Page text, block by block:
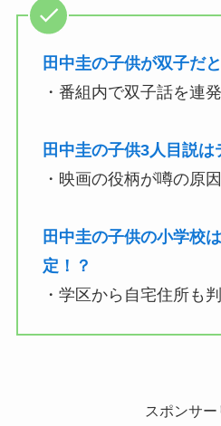
田中圭の子供が双子だ
・番組内で双子話を連
田中圭の子供3人目説は
・映画の役柄が噂の原
田中圭の子供の小学校
定！？
・学区から自宅住所も
スポンサー